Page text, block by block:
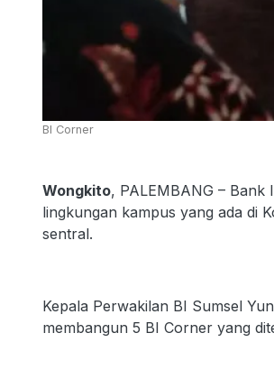
BI Corner
Wongkito, PALEMBANG – Bank
lingkungan kampus yang ada di
sentral.
Kepala Perwakilan BI Sumsel
membangun 5 BI Corner yang